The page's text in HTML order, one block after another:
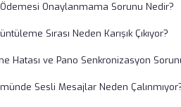
Onaylanmama Sorunu Nedir?
Sırası Neden Karışık Çıkıyor?
Hatası ve Pano Senkronizasyon
Sesli Mesajlar Neden